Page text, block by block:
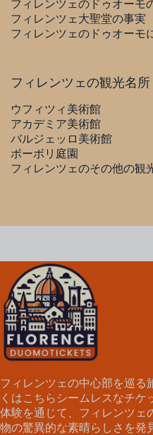
フィレンツェのドゥオーモ
フィレンツェ大聖堂の事実
フィレンツェのドゥオーモ
フィレンツェの観光名所
ウフィツィ美術館
アカデミア美術館
バルジェッロ美術館
ボーボリ庭園
フィレンツェのその他の観
フィレンツェの中心部を巡る
くはこちら シームレスなチケ
体験を通じて、フィレンツェ
物の驚異的な素晴らしさを発